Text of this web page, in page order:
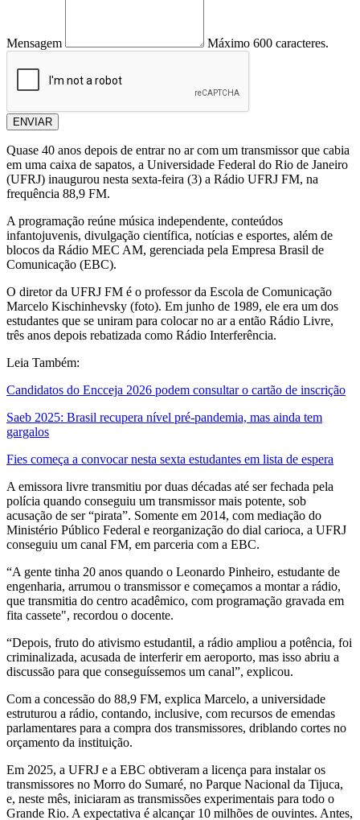
Mensagem Máximo 600 caracteres.
ENVIAR
Quase 40 anos depois de entrar no ar com um transmissor que cabia
em uma caixa de sapatos, a Universidade Federal do Rio de Janeiro
(UFRJ) inaugurou nesta sexta-feira (3) a Rádio UFRJ FM, na
frequência 88,9 FM.
A programação reúne música independente, conteúdos
infantojuvenis, divulgação científica, notícias e esportes, além de
blocos da Rádio MEC AM, gerenciada pela Empresa Brasil de
Comunicação (EBC).
O diretor da UFRJ FM é o professor da Escola de Comunicação
Marcelo Kischinhevsky (foto). Em junho de 1989, ele era um dos
estudantes que se uniram para colocar no ar a então Rádio Livre,
três anos depois rebatizada como Rádio Interferência.
Leia Também:
Candidatos do Encceja 2026 podem consultar o cartão de inscrição
Saeb 2025: Brasil recupera nível pré-pandemia, mas ainda tem
gargalos
Fies começa a convocar nesta sexta estudantes em lista de espera
A emissora livre transmitiu por duas décadas até ser fechada pela
polícia quando conseguiu um transmissor mais potente, sob
acusação de ser “pirata”. Somente em 2014, com mediação do
Ministério Público Federal e reorganização do dial carioca, a UFRJ
conseguiu um canal FM, em parceria com a EBC.
“A gente tinha 20 anos quando o Leonardo Pinheiro, estudante de
engenharia, arrumou o transmissor e começamos a montar a rádio,
que transmitia do centro acadêmico, com programação gravada em
fita cassete", recordou o docente.
“Depois, fruto do ativismo estudantil, a rádio ampliou a potência, foi
criminalizada, acusada de interferir em aeroporto, mas isso abriu a
discussão para que conseguíssemos um canal”, explicou.
Com a concessão do 88,9 FM, explica Marcelo, a universidade
estruturou a rádio, contando, inclusive, com recursos de emendas
parlamentares para a compra dos transmissores, driblando cortes no
orçamento da instituição.
Em 2025, a UFRJ e a EBC obtiveram a licença para instalar os
transmissores no Morro do Sumaré, no Parque Nacional da Tijuca,
e, neste mês, iniciaram as transmissões experimentais para todo o
Grande Rio. A expectativa é alcançar 10 milhões de ouvintes. Antes,